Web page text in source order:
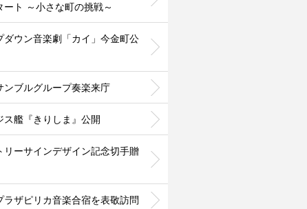
ート ～小さな町の挑戦～
ダウン音楽劇「カイ」今金町公
ンブルグループ奏楽来庁
ス艦『きりしま』公開
リーサインデザイン記念切手贈
ラザピリカ音楽合宿を表敬訪問